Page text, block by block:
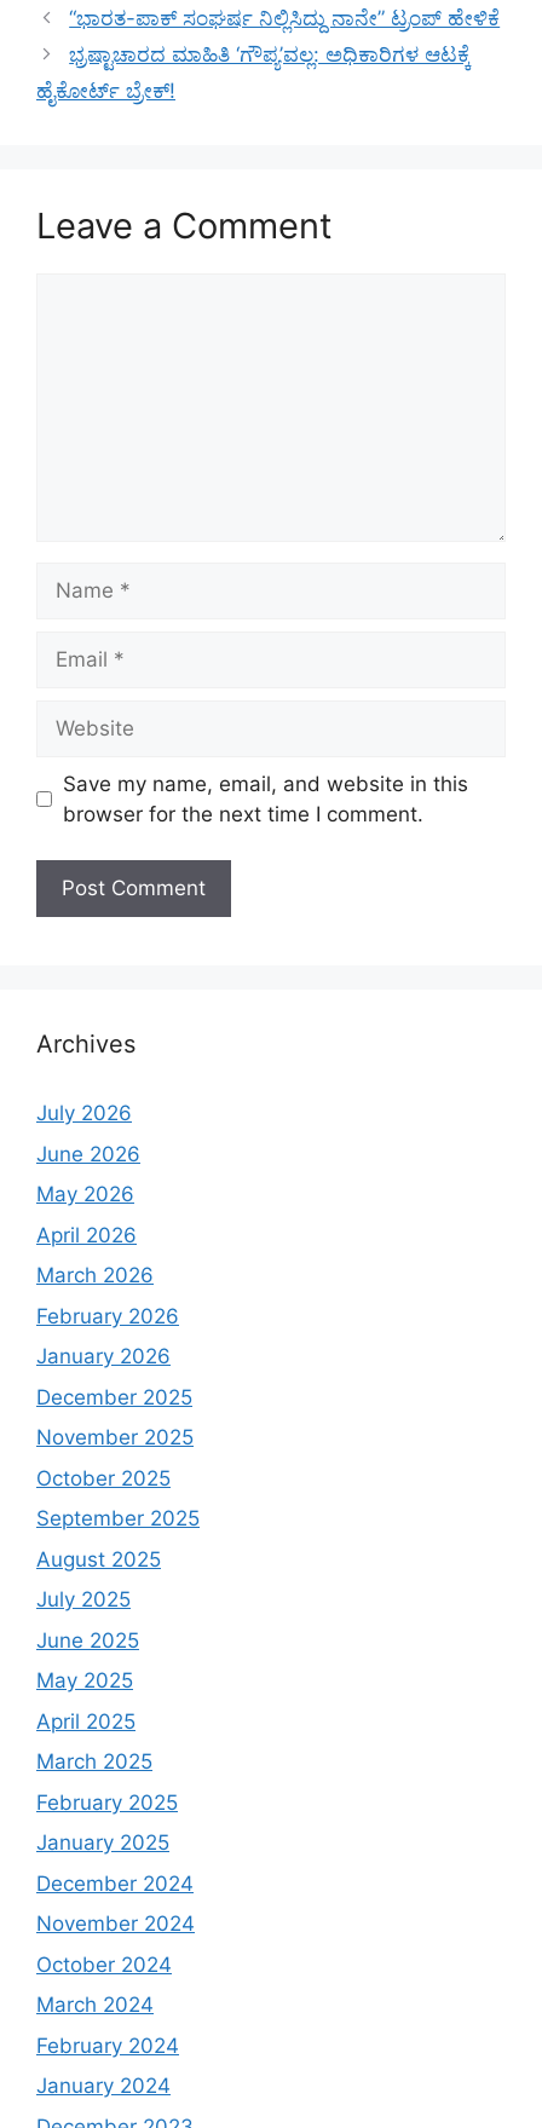
“ಭಾರತ-ಪಾಕ್ ಸಂಘರ್ಷ ನಿಲ್ಲಿಸಿದ್ದು ನಾನೇ” ಟ್ರಂಪ್ ಹೇಳಿಕೆ
ಭ್ರಷ್ಟಾಚಾರದ ಮಾಹಿತಿ ‘ಗೌಪ್ಯ’ವಲ್ಲ: ಅಧಿಕಾರಿಗಳ ಆಟಕ್ಕೆ
ಹೈಕೋರ್ಟ್ ಬ್ರೇಕ್!
Leave a Comment
Save my name, email, and website in this
browser for the next time I comment.
Archives
July 2026
June 2026
May 2026
April 2026
March 2026
February 2026
January 2026
December 2025
November 2025
October 2025
September 2025
August 2025
July 2025
June 2025
May 2025
April 2025
March 2025
February 2025
January 2025
December 2024
November 2024
October 2024
March 2024
February 2024
January 2024